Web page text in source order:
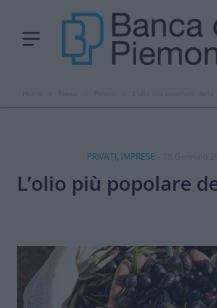
PRIVATI, IMPRESE
L’olio più popolare